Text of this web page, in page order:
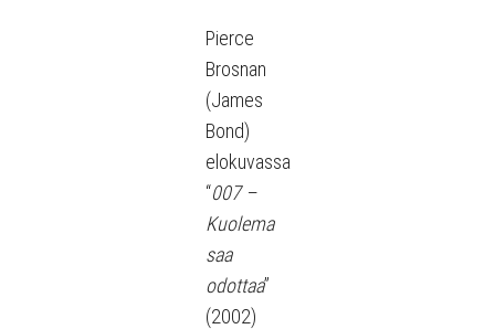
Pierce
Brosnan
(James
Bond)
elokuvassa
“007 –
Kuolema
saa
odottaa”
(2002)